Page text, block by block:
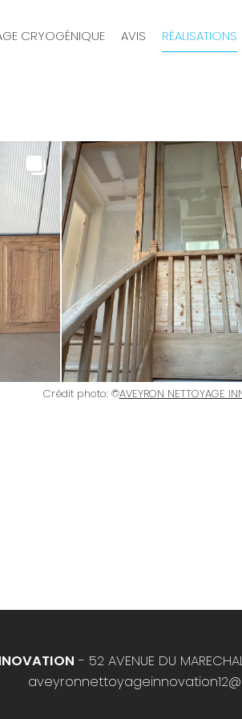
CRYOGÉNIQUE AVIS RÉALISATIONS
Crédit photo: ©AVEYRON NETTOYAGE
- 52 AVENUE DU